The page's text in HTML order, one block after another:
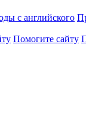
с английского
Помогите сайту